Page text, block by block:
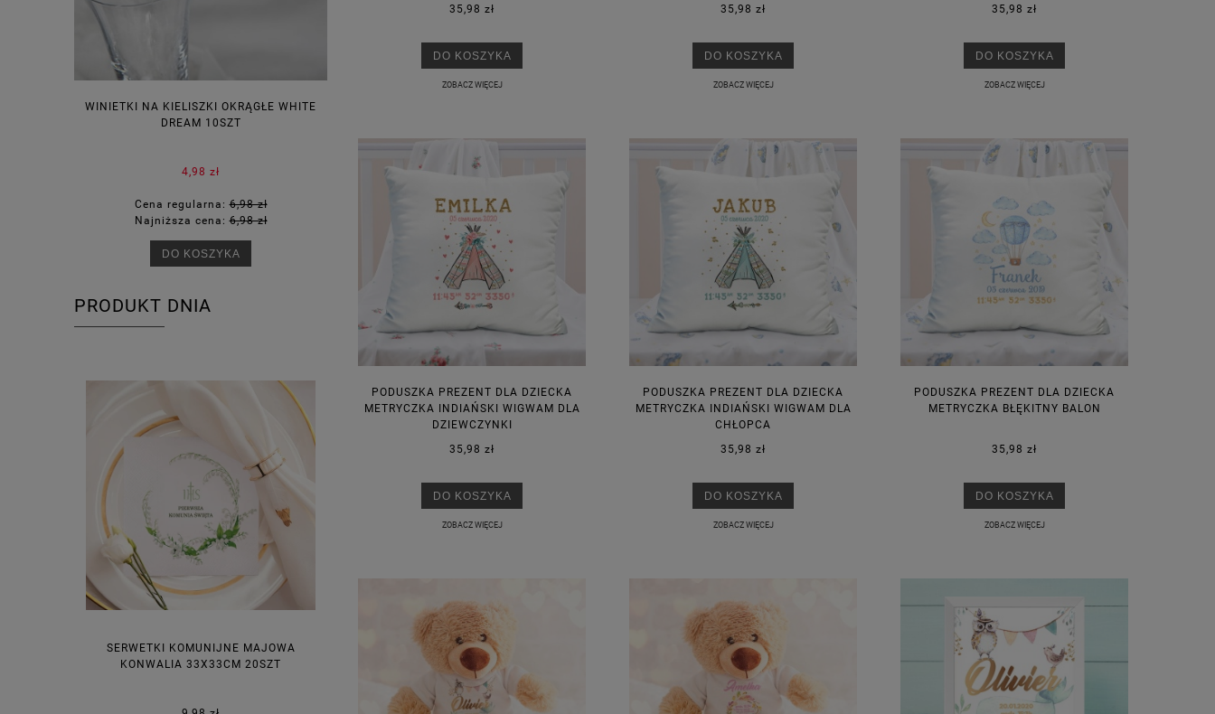
WINIETKI NA KIELISZKI OKRĄGŁE WHITE
DREAM 10SZT
4,98 zł
Cena regularna:6,98 zł
Najniższa cena:6,98 zł
DO KOSZYKA
6,98 zł
Cena regularna:
9,98 zł
Najniższa cena:3,00 zł
DO KOSZYKA
Cena regularna: 7,30 zł
Najniższa cena:7,30 zł
DO KOSZYKA
PRODUKT DNIA
SERWETKI KOMUNIJNE MAJOWA
KONWALIA 33X33CM 20SZT
35,98 zł
DO KOSZYKA
ZOBACZ WIĘCEJ
35,98 zł
DO KOSZYKA
ZOBACZ WIĘCEJ
35,98 zł
DO KOSZYKA
ZOBACZ WIĘCEJ
PODUSZKA PREZENT DLA DZIECKA
METRYCZKA INDIAŃSKI WIGWAM DLA
DZIEWCZYNKI
35,98 zł
DO KOSZYKA
ZOBACZ WIĘCEJ
PODUSZKA PREZENT DLA DZIECKA
METRYCZKA INDIAŃSKI WIGWAM DLA
CHŁOPCA
35,98 zł
DO KOSZYKA
ZOBACZ WIĘCEJ
PODUSZKA PREZENT DLA DZIECKA
METRYCZKA BŁĘKITNY BALON
35,98 zł
DO KOSZYKA
ZOBACZ WIĘCEJ